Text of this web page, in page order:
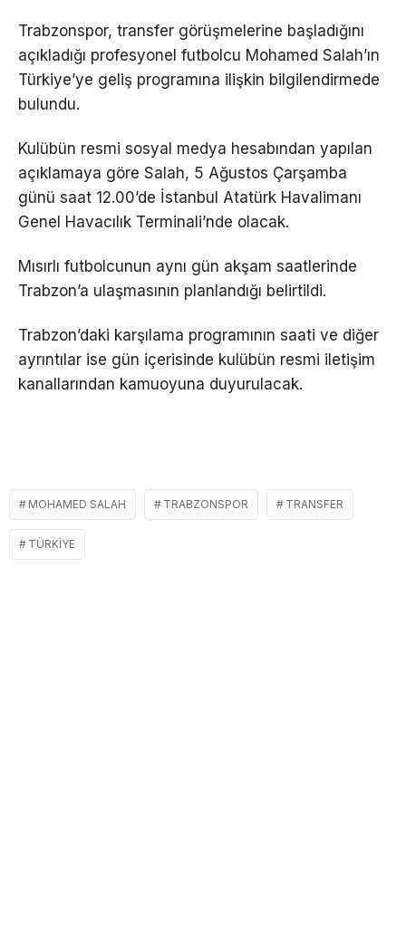
Trabzonspor, transfer görüşmelerine başladığını
açıkladığı profesyonel futbolcu Mohamed Salah’ın
Türkiye’ye geliş programına ilişkin bilgilendirmede
bulundu.
Kulübün resmi sosyal medya hesabından yapılan
açıklamaya göre Salah, 5 Ağustos Çarşamba
günü saat 12.00’de İstanbul Atatürk Havalimanı
Genel Havacılık Terminali’nde olacak.
Mısırlı futbolcunun aynı gün akşam saatlerinde
Trabzon’a ulaşmasının planlandığı belirtildi.
Trabzon’daki karşılama programının saati ve diğer
ayrıntılar ise gün içerisinde kulübün resmi iletişim
kanallarından kamuoyuna duyurulacak.
MOHAMED SALAH TRABZONSPOR TRANSFER
TÜRKIYE